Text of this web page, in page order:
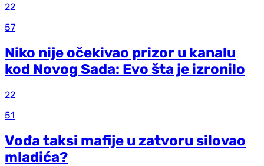
22
57
Niko nije očekivao prizor u kanalu
kod Novog Sada: Evo šta je izronilo
22
51
Vođa taksi mafije u zatvoru silovao
mladića?